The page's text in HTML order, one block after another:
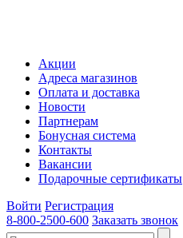
Акции
Адреса магазинов
Оплата и доставка
Новости
Партнерам
Бонусная система
Контакты
Вакансии
Подарочные сертификаты
Войти Регистрация
8-800-2500-600 Заказать звонок